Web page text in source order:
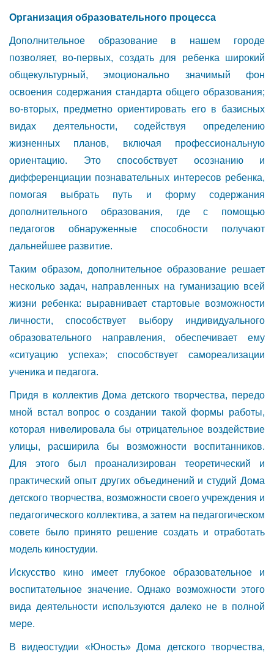
Организация образовательного процесса
Дополнительное образование в нашем городе
позволяет, во-первых, создать для ребенка широкий
общекультурный, эмоционально значимый фон
освоения содержания стандарта общего образования;
во-вторых, предметно ориентировать его в базисных
видах деятельности, содействуя определению
жизненных планов, включая профессиональную
ориентацию. Это способствует осознанию и
дифференциации познавательных интересов ребенка,
помогая выбрать путь и форму содержания
дополнительного образования, где с помощью
педагогов обнаруженные способности получают
дальнейшее развитие.
Таким образом, дополнительное образование решает
несколько задач, направленных на гуманизацию всей
жизни ребенка: выравнивает стартовые возможности
личности, способствует выбору индивидуального
образовательного направления, обеспечивает ему
«ситуацию успеха»; способствует самореализации
ученика и педагога.
Придя в коллектив Дома детского творчества, передо
мной встал вопрос о создании такой формы работы,
которая нивелировала бы отрицательное воздействие
улицы, расширила бы возможности воспитанников.
Для этого был проанализирован теоретический и
практический опыт других объединений и студий Дома
детского творчества, возможности своего учреждения и
педагогического коллектива, а затем на педагогическом
совете было принято решение создать и отработать
модель киностудии.
Искусство кино имеет глубокое образовательное и
воспитательное значение. Однако возможности этого
вида деятельности используются далеко не в полной
мере.
В видеостудии «Юность» Дома детского творчества,